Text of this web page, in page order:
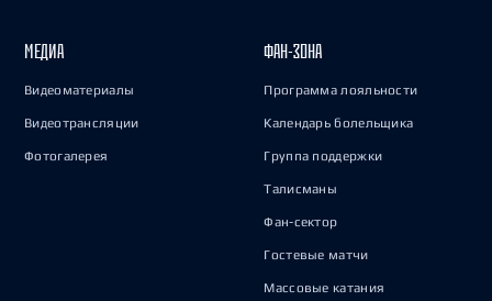
МЕДИА
Видеоматериалы
Видеотрансляции
Фотогалерея
ФАН-ЗОНА
Программа лояльности
Календарь болельщика
Группа поддержки
Талисманы
Фан-сектор
Гостевые матчи
Массовые катания